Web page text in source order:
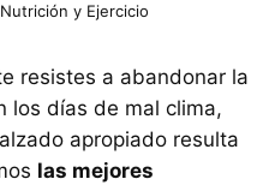
y Ejercicio
resistes a abandonar la
los días de mal clima,
apropiado resulta
las mejores